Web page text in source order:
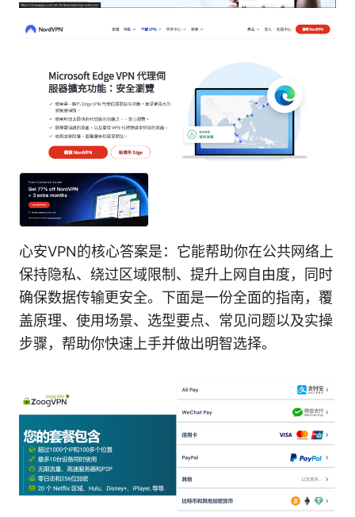
心安VPN的核心答案是：它能帮助你在公共网络上
保持隐私、绕过区域限制、提升上网自由度，同时
确保数据传输更安全。下面是一份全面的指南，覆
盖原理、使用场景、选型要点、常见问题以及实操
步骤，帮助你快速上手并做出明智选择。